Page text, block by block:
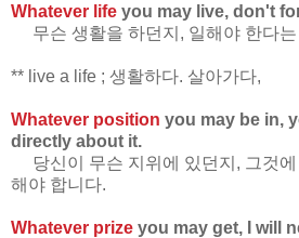
Whatever life you may live, don't
무슨 생활을 하던지, 일해야 한다는
** live a life ; 생활하다. 살아가다,
Whatever position you may be in,
directly about it.
당신이 무슨 지위에 있던지, 그것에
해야 합니다.
Whatever prize you may get, I will